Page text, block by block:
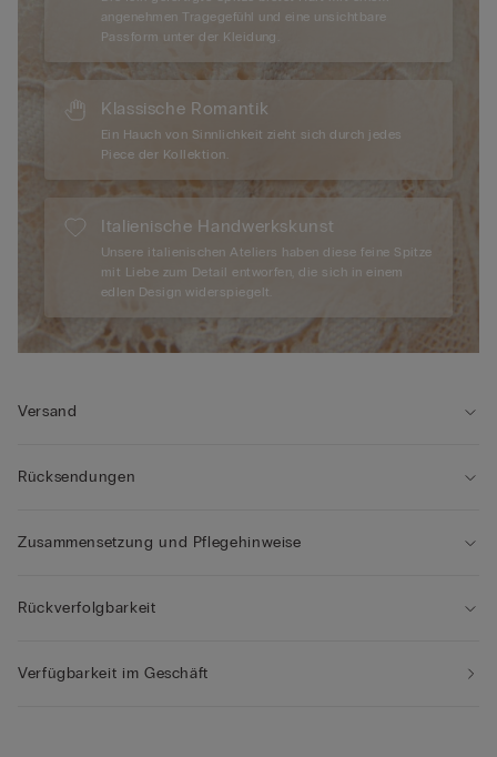
angenehmen Tragegefühl und eine unsichtbare
Passform unter der Kleidung.
Klassische Romantik
Ein Hauch von Sinnlichkeit zieht sich durch jedes
Piece der Kollektion.
Italienische Handwerkskunst
Unsere italienischen Ateliers haben diese feine Spitze
mit Liebe zum Detail entworfen, die sich in einem
edlen Design widerspiegelt.
Versand
Rücksendungen
Zusammensetzung und Pflegehinweise
Rückverfolgbarkeit
Verfügbarkeit im Geschäft